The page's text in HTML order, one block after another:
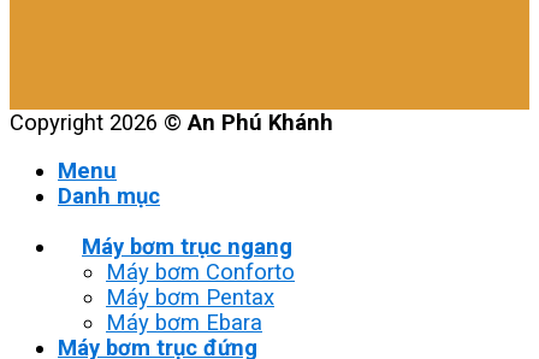
Copyright 2026 ©An Phú Khánh
Menu
Danh mục
Máy bơm trục ngang
Máy bơm Conforto
Máy bơm Pentax
Máy bơm Ebara
Máy bơm trục đứng